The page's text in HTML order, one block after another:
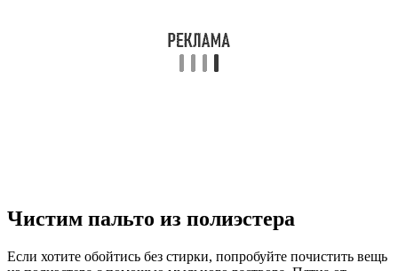
Чистим пальто из полиэстера
Если хотите обойтись без стирки, попробуйте почистить вещь